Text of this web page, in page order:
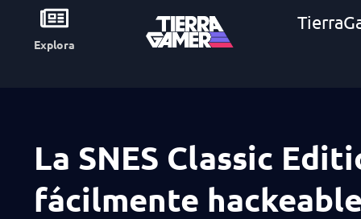
Explora
La SNES Classic
fácilmente